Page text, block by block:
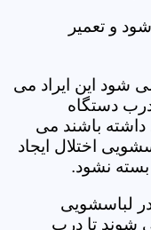
و تعمیر
شود این ایراد می
دستگاه
داشته باشند می
اختلال ایجاد
نشود.
لباسشویی
تا درب